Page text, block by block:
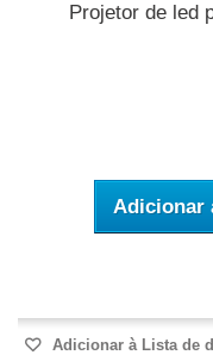
Projetor de led
Adicionar
Adicionar à Lista de